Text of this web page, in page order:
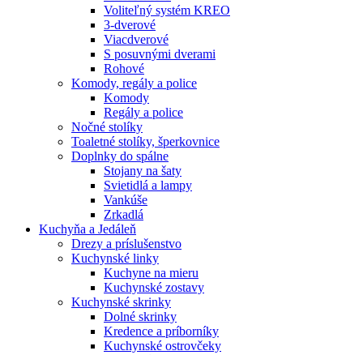
Voliteľný systém KREO
3-dverové
Viacdverové
S posuvnými dverami
Rohové
Komody, regály a police
Komody
Regály a police
Nočné stolíky
Toaletné stolíky, šperkovnice
Doplnky do spálne
Stojany na šaty
Svietidlá a lampy
Vankúše
Zrkadlá
Kuchyňa a Jedáleň
Drezy a príslušenstvo
Kuchynské linky
Kuchyne na mieru
Kuchynské zostavy
Kuchynské skrinky
Dolné skrinky
Kredence a príborníky
Kuchynské ostrovčeky